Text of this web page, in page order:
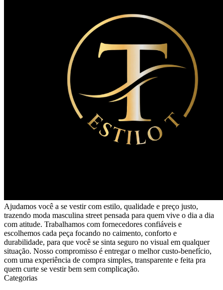
Ajudamos você a se vestir com estilo, qualidade e preço justo,
trazendo moda masculina street pensada para quem vive o dia a dia
com atitude. Trabalhamos com fornecedores confiáveis e
escolhemos cada peça focando no caimento, conforto e
durabilidade, para que você se sinta seguro no visual em qualquer
situação. Nosso compromisso é entregar o melhor custo-benefício,
com uma experiência de compra simples, transparente e feita pra
quem curte se vestir bem sem complicação.
Categorias